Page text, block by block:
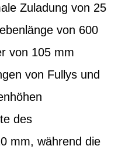
Zuladung von 25
von 600
von 105 mm
von Fullys und
des
mm, während die